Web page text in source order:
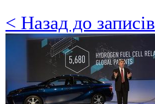
< Назад до записів